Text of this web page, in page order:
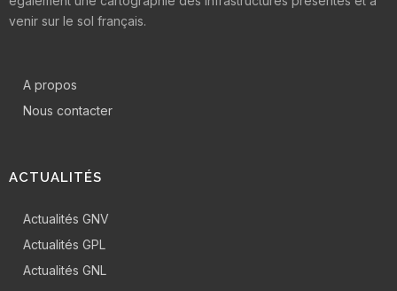
venir sur le sol français.
A propos
Nous contacter
ACTUALITÉS
Actualités GNV
Actualités GPL
Actualités GNL